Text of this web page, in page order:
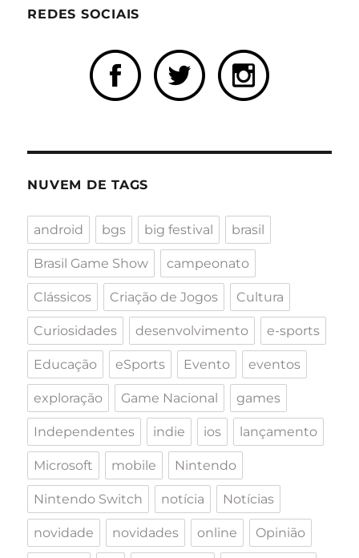
REDES SOCIAIS
NUVEM DE TAGS
android bgs big festival brasil
Brasil Game Show campeonato
Clássicos Criação de Jogos Cultura
Curiosidades desenvolvimento e-sports
Educação eSports Evento eventos
exploração Game Nacional games
Independentes indie ios lançamento
Microsoft mobile Nintendo
Nintendo Switch notícia Notícias
novidade novidades online Opinião